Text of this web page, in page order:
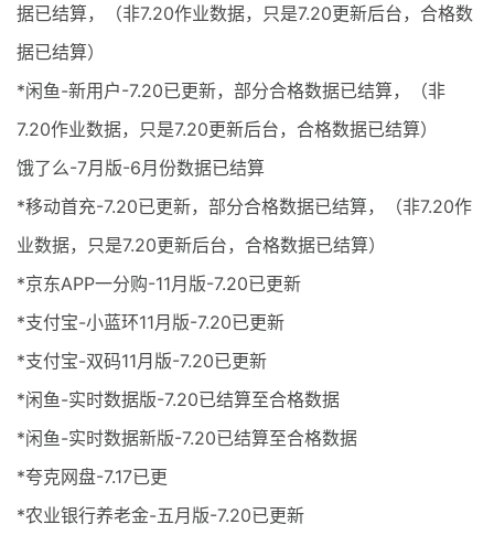
据已结算，（非7.20作业数据，只是7.20更新后台，合格数
据已结算）
*闲鱼-新用户-7.20已更新，部分合格数据已结算，（非
7.20作业数据，只是7.20更新后台，合格数据已结算）
饿了么-7月版-6月份数据已结算
*移动首充-7.20已更新，部分合格数据已结算，（非7.20作
业数据，只是7.20更新后台，合格数据已结算）
*京东APP一分购-11月版-7.20已更新
*支付宝-小蓝环11月版-7.20已更新
*支付宝-双码11月版-7.20已更新
*闲鱼-实时数据版-7.20已结算至合格数据
*闲鱼-实时数据新版-7.20已结算至合格数据
*夸克网盘-7.17已更
*农业银行养老金-五月版-7.20已更新